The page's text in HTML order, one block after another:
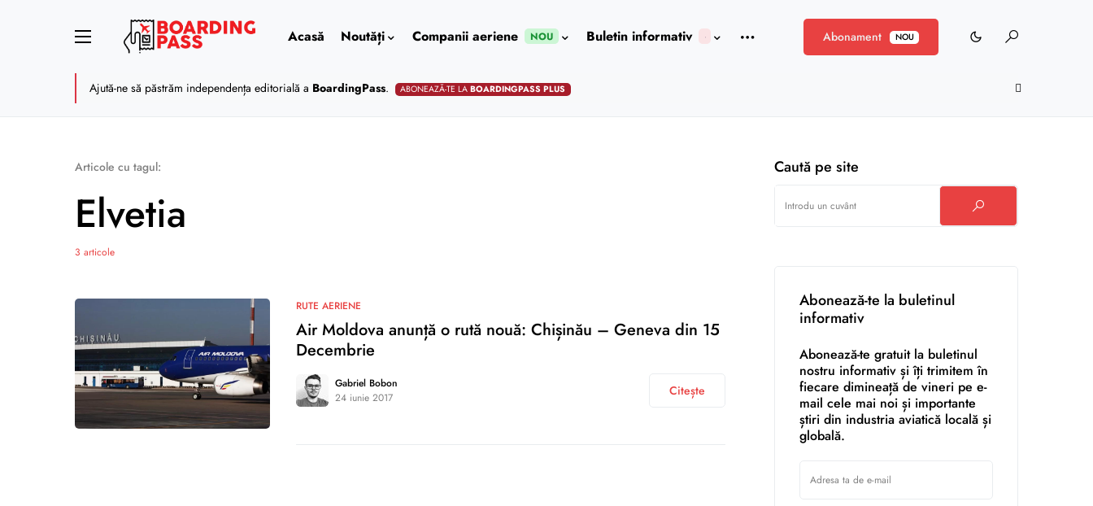
Acasă Noutăți Companii aeriene NOU Buletin informativ Abonament NOU
Ajută-ne să păstrăm independența editorială a BoardingPass. ABONEAZĂ-TE LABOARDINGPASS PLUS
Articole cu tagul:
Elvetia
3 articole
RUTE AERIENE
Air Moldova anunță o rută nouă: Chișinău – Geneva din 15
Decembrie
Gabriel Bobon
24 iunie 2017
Citește
Caută pe site
Abonează-te la buletinul
informativ
Abonează-te gratuit la buletinul
nostru informativ și îți trimitem în
fiecare dimineață de vineri pe e-
mail cele mai noi și importante
știri din industria aviatică locală și
globală.